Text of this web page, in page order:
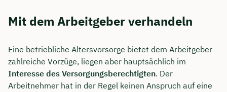
Mit dem Arbeitgeber verhandeln
Eine betriebliche Altersvorsorge bietet dem Arbeitgeber
zahlreiche Vorzüge, liegen aber hauptsächlich im
Interesse des Versorgungsberechtigten. Der
Arbeitnehmer hat in der Regel keinen Anspruch auf eine